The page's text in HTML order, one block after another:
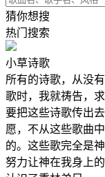
猜你想搜
热门搜索
小草诗歌
所有的诗歌，从没
歌时，我就祷告，
要把这些诗歌传出
愿，不从这些歌曲
的。这些歌完全是
努力让神在我身上